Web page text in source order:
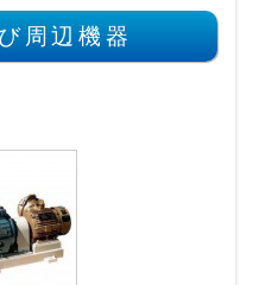
周辺機器